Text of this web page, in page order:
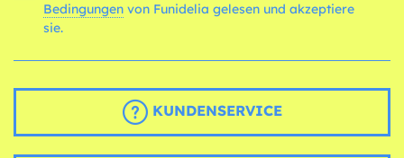
Bedingungen
sie.
KUNDENSERVICE